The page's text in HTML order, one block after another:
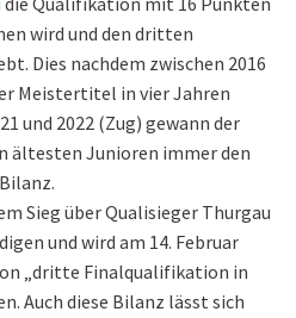
wird und den dritten
Dies nachdem zwischen 2016
Meistertitel in vier Jahren
und 2022 (Zug) gewann der
ältesten Junioren immer den
Sieg über Qualisieger Thurgau
und wird am 14. Februar
„dritte Finalqualifikation in
Auch diese Bilanz lässt sich